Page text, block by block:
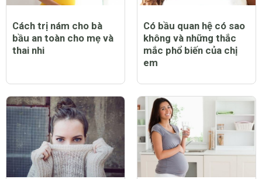
Cách trị nám cho bà
bầu an toàn cho mẹ và
thai nhi
Có bầu quan hệ có sao
không và những thắc
mắc phổ biến của chị
em